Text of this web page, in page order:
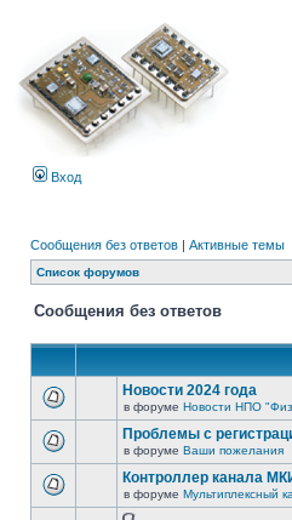
Вход
Сообщения без ответов | Активные темы
Список форумов
Сообщения без ответов
Новости 2024 года
в форуме Новости НПО
Проблемы с
в форуме Ваши пожелания
Контроллер канала
в форуме Мультиплексный